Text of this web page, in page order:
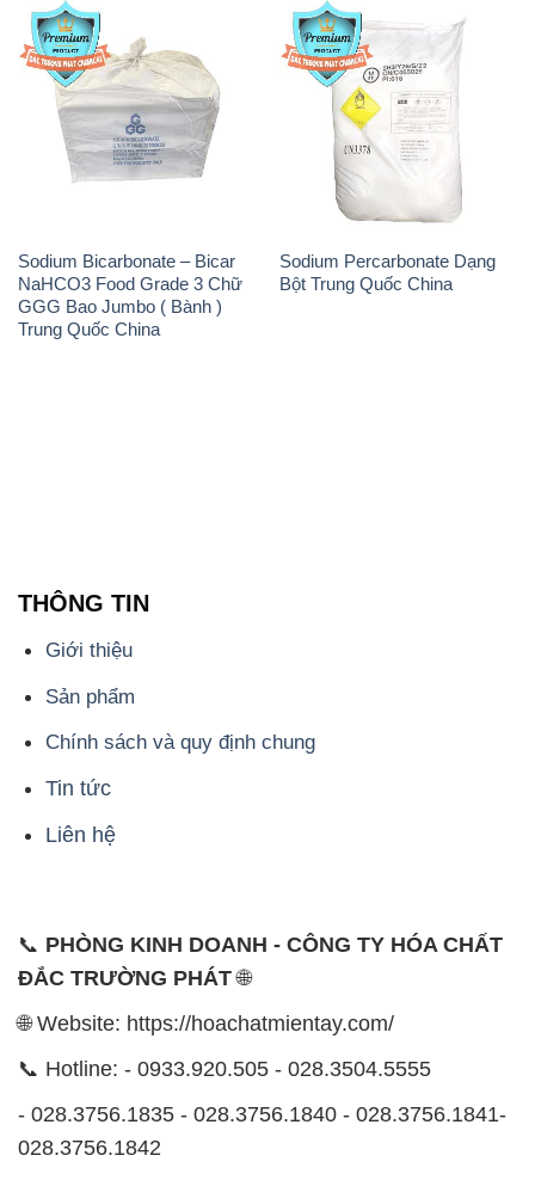
Sodium Bicarbonate – Bicar
NaHCO3 Food Grade 3 Chữ
GGG Bao Jumbo ( Bành )
Trung Quốc China
Sodium Percarbonate Dạng
Bột Trung Quốc China
THÔNG TIN
Giới thiệu
Sản phẩm
Chính sách và quy định chung
Tin tức
Liên hệ
📞 PHÒNG KINH DOANH - CÔNG TY HÓA CHẤT
ĐẮC TRƯỜNG PHÁT🌐
🌐 Website: https://hoachatmientay.com/
📞 Hotline: - 0933.920.505 - 028.3504.5555
- 028.3756.1835 - 028.3756.1840 - 028.3756.1841-
028.3756.1842